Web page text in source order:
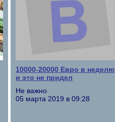
10000-20000 Евро в неделю
и это не придел
Не важно
05 марта 2019 в 09:28